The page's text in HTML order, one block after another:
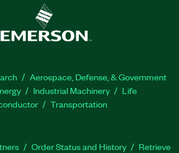
Aerospace, Defense, & Government
Industrial Machinery
Life
Transportation
Order Status and History
Retrieve